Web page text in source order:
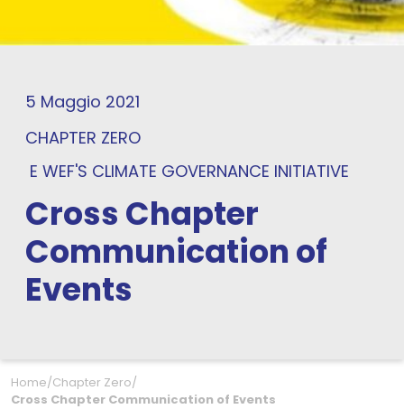
5 Maggio 2021
CHAPTER ZERO
E WEF'S CLIMATE GOVERNANCE INITIATIVE
Cross Chapter
Communication of
Events
Home/Chapter Zero/
Cross Chapter Communication of Events